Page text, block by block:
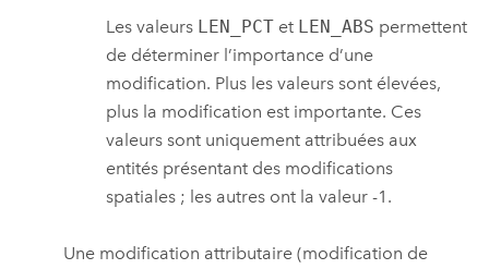
Les valeurs LEN_PCT et LEN_ABS permettent
de déterminer l’importance d’une
modification. Plus les valeurs sont élevées,
plus la modification est importante. Ces
valeurs sont uniquement attribuées aux
entités présentant des modifications
spatiales ; les autres ont la valeur -1.
Une modification attributaire (modification de